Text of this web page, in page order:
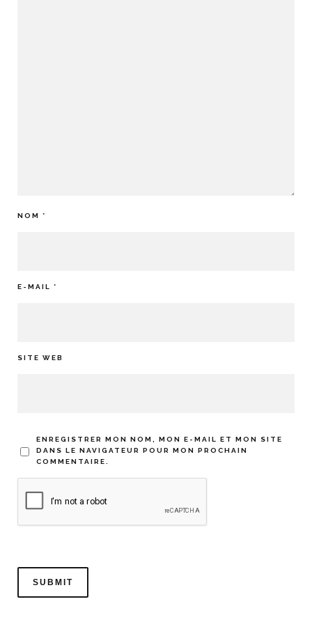
NOM *
E-MAIL *
SITE WEB
ENREGISTRER MON NOM, MON E-MAIL ET MON SITE
DANS LE NAVIGATEUR POUR MON PROCHAIN
COMMENTAIRE.